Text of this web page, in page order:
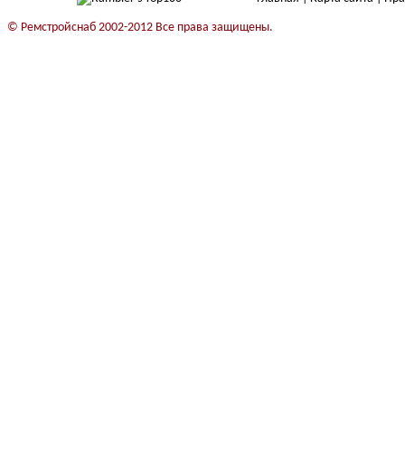
© Ремстройснаб 2002-2012 Все права защищены.